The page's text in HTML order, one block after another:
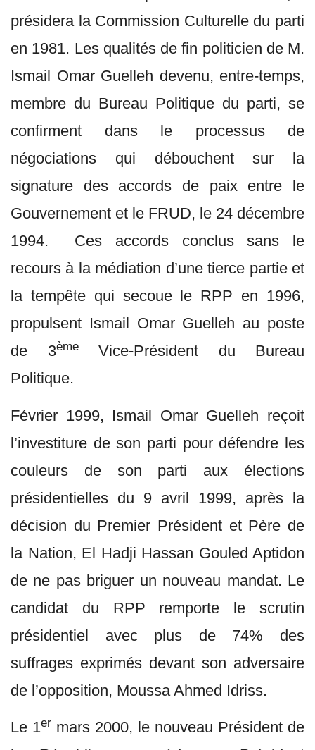
présidera la Commission Culturelle du parti
en 1981. Les qualités de fin politicien de M.
Ismail Omar Guelleh devenu, entre-temps,
membre du Bureau Politique du parti, se
confirment dans le processus de
négociations qui débouchent sur la
signature des accords de paix entre le
Gouvernement et le FRUD, le 24 décembre
1994. Ces accords conclus sans le
recours à la médiation d’une tierce partie et
la tempête qui secoue le RPP en 1996,
propulsent Ismail Omar Guelleh au poste
de 3èmeVice-Président du Bureau
Politique.
Février 1999, Ismail Omar Guelleh reçoit
l’investiture de son parti pour défendre les
couleurs de son parti aux élections
présidentielles du 9 avril 1999, après la
décision du Premier Président et Père de
la Nation, El Hadji Hassan Gouled Aptidon
de ne pas briguer un nouveau mandat. Le
candidat du RPP remporte le scrutin
présidentiel avec plus de 74% des
suffrages exprimés devant son adversaire
de l’opposition, Moussa Ahmed Idriss.
Le 1er mars 2000, le nouveau Président de